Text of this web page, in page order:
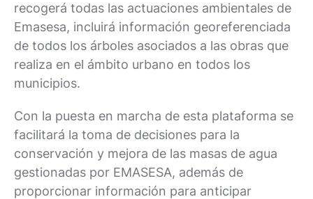
recogerá todas las actuaciones ambientales de
Emasesa, incluirá información georeferenciada
de todos los árboles asociados a las obras que
realiza en el ámbito urbano en todos los
municipios.
Con la puesta en marcha de esta plataforma se
facilitará la toma de decisiones para la
conservación y mejora de las masas de agua
gestionadas por EMASESA, además de
proporcionar información para anticipar